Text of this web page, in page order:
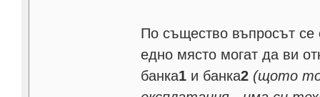
По същество въпросът
едно място могат да ви
банка1 и банка2 (щото то